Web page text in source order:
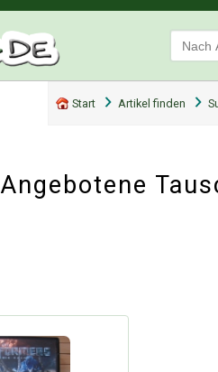
Start Artikel finden
Angebotene